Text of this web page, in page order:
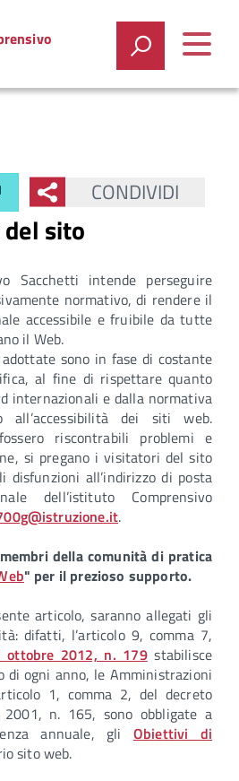
CONDIVIDI
sito
Sacchetti intende perseguire
normativo, di rendere il
accessibile e fruibile da tutte
il Web.
sono in fase di costante
al fine di rispettare quanto
internazionali e dalla normativa
all’accessibilità dei siti web.
riscontrabili problemi e
si pregano i visitatori del sito
disfunzioni all’indirizzo di posta
dell’istituto Comprensivo
.
della comunità di pratica
" per il prezioso supporto.
articolo, saranno allegati gli
difatti, l’articolo 9, comma 7,
ottobre 2012, n. 179stabilisce
di ogni anno, le Amministrazioni
1, comma 2, del decreto
n. 165, sono obbligate a
annuale, gli Obiettivi di
sito web.